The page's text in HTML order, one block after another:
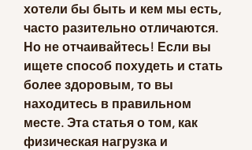
хотели бы быть и кем мы есть,
часто разительно отличаются.
Но не отчаивайтесь! Если вы
ищете способ похудеть и стать
более здоровым, то вы
находитесь в правильном
месте. Эта статья о том, как
физическая нагрузка и